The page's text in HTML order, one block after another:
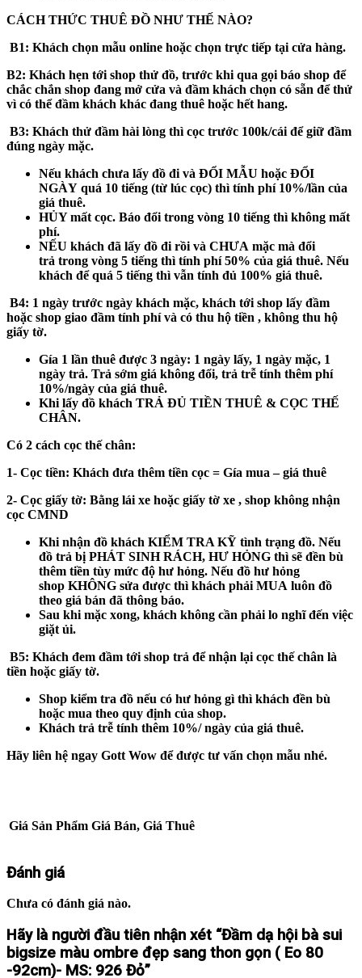
CÁCH THỨC THUÊ ĐỒ NHƯ THẾ NÀO?
B1: Khách chọn mẫu online hoặc chọn trực tiếp tại cửa hàng.
B2: Khách hẹn tới shop thử đồ, trước khi qua gọi báo shop để
chắc chắn shop đang mở cửa và đầm khách chọn có sẵn để thử
vì có thể đầm khách khác đang thuê hoặc hết hang.
B3: Khách thử đầm hài lòng thì cọc trước 100k/cái để giữ đầm
đúng ngày mặc.
Nếu khách chưa lấy đồ đi và ĐỔI MẪU hoặc ĐỔI
NGÀY quá 10 tiếng (từ lúc cọc) thì tính phí 10%/lần của
giá thuê.
HỦY mất cọc. Báo đổi trong vòng 10 tiếng thì không mất
phí.
NẾU khách đã lấy đồ đi rồi và CHƯA mặc mà đổi
trả trong vòng 5 tiếng thì tính phí 50% của giá thuê. Nếu
khách đểquá 5 tiếng thì vẫn tính đủ 100% giá thuê.
B4: 1 ngày trước ngày khách mặc, khách tới shop lấy đầm
hoặc shop giao đầm tính phí và có thu hộ tiền , không thu hộ
giấy tờ.
Gía 1 lần thuê được 3 ngày: 1 ngày lấy, 1 ngày mặc, 1
ngày trả. Trả sớm giá không đổi, trả trễ tính thêm phí
10%/ngày của giá thuê.
Khi lấy đồ khách TRẢ ĐỦ TIỀN THUÊ & CỌC THẾ
CHÂN.
Có 2 cách cọc thế chân:
1- Cọc tiền: Khách đưa thêm tiền cọc = Gía mua – giá thuê
2- Cọc giấy tờ: Bằng lái xe hoặc giấy tờ xe , shop không nhận
cọc CMND
Khi nhận đồ khách KIỂM TRA KỸ tình trạng đồ. Nếu
đồ trả bị PHÁT SINH RÁCH, HƯ HỎNG thì sẽ đền bù
thêm tiền tùy mức độ hư hỏng. Nếu đồ hư hỏng
shop KHÔNG sửa được thì khách phải MUA luôn đồ
theo giá bán đã thông báo.
Sau khi mặc xong, khách không cần phải lo nghĩ đến việc
giặt ủi.
B5: Khách đem đầm tới shop trả để nhận lại cọc thế chân là
tiền hoặc giấy tờ.
Shop kiểm tra đồ nếu có hư hỏng gì thì khách đền bù
hoặc mua theo quy định của shop.
Khách trả trễ tính thêm 10%/ ngày của giá thuê.
Hãy liên hệ ngay Gott Wow để được tư vấn chọn mẫu nhé.
Giá Sản Phẩm Giá Bán, Giá Thuê
Đánh giá
Chưa có đánh giá nào.
Hãy là người đầu tiên nhận xét “Đầm dạ hội bà sui
bigsize màu ombre đẹp sang thon gọn ( Eo 80
-92cm)- MS: 926 Đỏ”